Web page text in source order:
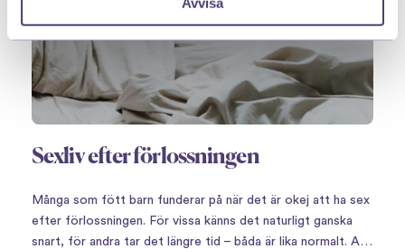
Sexliv efter förlossningen
Många som fött barn funderar på när det är okej att ha sex
efter förlossningen. För vissa känns det naturligt ganska
snart, för andra tar det längre tid – båda är lika normalt. Att